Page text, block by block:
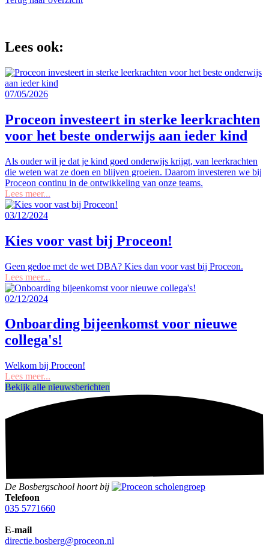
Lees ook:
07/05/2026
Proceon investeert in sterke leerkrachten
voor het beste onderwijs aan ieder kind
Als ouder wil je dat je kind goed onderwijs krijgt, van leerkrachten
die weten wat ze doen en blijven groeien. Daarom investeren we bij
Proceon continu in de ontwikkeling van onze teams.
Lees meer...
03/12/2024
Kies voor vast bij Proceon!
Geen gedoe met de wet DBA? Kies dan voor vast bij Proceon.
Lees meer...
02/12/2024
Onboarding bijeenkomst voor nieuwe
collega's!
Welkom bij Proceon!
Lees meer...
Bekijk alle nieuwsberichten
De Bosbergschool hoort bij
Telefoon
035 5771660
E-mail
directie.bosberg@proceon.nl